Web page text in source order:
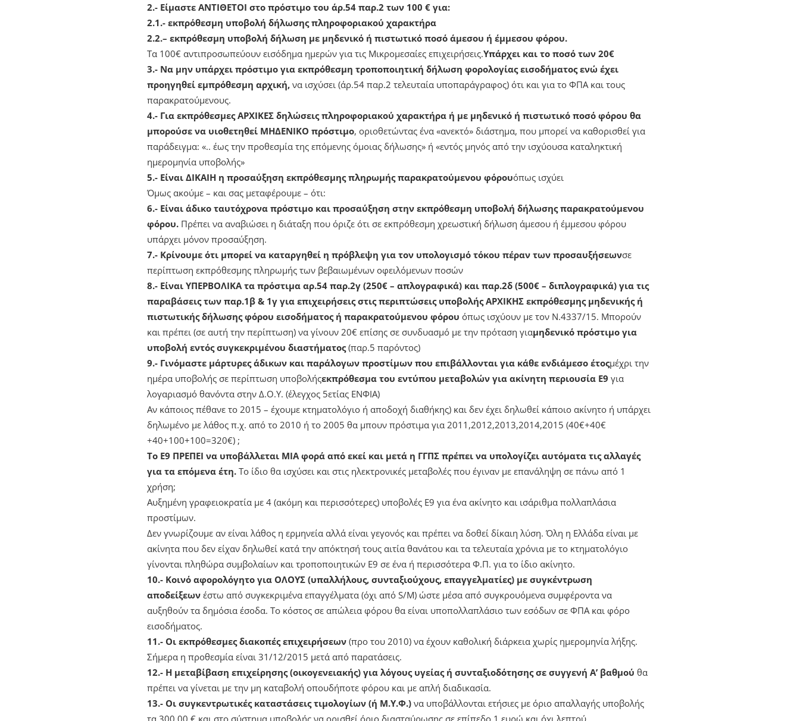
2.- Είμαστε ΑΝΤΙΘΕΤΟΙ στο πρόστιμο του άρ.54 παρ.2 των 100 € για:
2.1.- εκπρόθεσμη υποβολή δήλωσης πληροφοριακού χαρακτήρα
2.2.– εκπρόθεσμη υποβολή δήλωση με μηδενικό ή πιστωτικό ποσό άμεσου ή έμμεσου φόρου.
Τα 100€ αντιπροσωπεύουν εισόδημα ημερών για τις Μικρομεσαίες επιχειρήσεις.Υπάρχει και το ποσό των 20€
3.- Να μην υπάρχει πρόστιμο για εκπρόθεσμη τροποποιητική δήλωση φορολογίας εισοδήματος ενώ έχει
προηγηθεί εμπρόθεσμη αρχική, να ισχύσει (άρ.54 παρ.2 τελευταία υποπαράγραφος) ότι και για το ΦΠΑ και τους
παρακρατούμενους.
4.- Για εκπρόθεσμες ΑΡΧΙΚΕΣ δηλώσεις πληροφοριακού χαρακτήρα ή με μηδενικό ή πιστωτικό ποσό φόρου θα
μπορούσε να υιοθετηθεί ΜΗΔΕΝΙΚΟ πρόστιμο, οριοθετώντας ένα «ανεκτό» διάστημα, που μπορεί να καθορισθεί για
παράδειγμα: «.. έως την προθεσμία της επόμενης όμοιας δήλωσης» ή «εντός μηνός από την ισχύουσα καταληκτική
ημερομηνία υποβολής»
5.- Είναι ΔΙΚΑΙΗ η προσαύξηση εκπρόθεσμης πληρωμής παρακρατούμενου φόρουόπως ισχύει
Όμως ακούμε – και σας μεταφέρουμε – ότι:
6.- Είναι άδικο ταυτόχρονα πρόστιμο και προσαύξηση στην εκπρόθεσμη υποβολή δήλωσης παρακρατούμενου
φόρου. Πρέπει να αναβιώσει η διάταξη που όριζε ότι σε εκπρόθεσμη χρεωστική δήλωση άμεσου ή έμμεσου φόρου
υπάρχει μόνον προσαύξηση.
7.- Κρίνουμε ότι μπορεί να καταργηθεί η πρόβλεψη για τον υπολογισμό τόκου πέραν των προσαυξήσεωνσε
περίπτωση εκπρόθεσμης πληρωμής των βεβαιωμένων οφειλόμενων ποσών
8.- Είναι ΥΠΕΡΒΟΛΙΚΑ τα πρόστιμα αρ.54 παρ.2γ (250€ – απλογραφικά) και παρ.2δ (500€ – διπλογραφικά) για τις
παραβάσεις των παρ.1β & 1γ για επιχειρήσεις στις περιπτώσεις υποβολής ΑΡΧΙΚΗΣ εκπρόθεσμης μηδενικής ή
πιστωτικής δήλωσης φόρου εισοδήματος ή παρακρατούμενου φόρου όπως ισχύουν με τον Ν.4337/15. Μπορούν
και πρέπει (σε αυτή την περίπτωση) να γίνουν 20€ επίσης σε συνδυασμό με την πρόταση γιαμηδενικό πρόστιμο για
υποβολή εντός συγκεκριμένου διαστήματος(παρ.5 παρόντος)
9.- Γινόμαστε μάρτυρες άδικων και παράλογων προστίμων που επιβάλλονται για κάθε ενδιάμεσο έτοςμέχρι την
ημέρα υποβολής σε περίπτωση υποβολήςεκπρόθεσμα του εντύπου μεταβολών για ακίνητη περιουσία Ε9 για
λογαριασμό θανόντα στην Δ.Ο.Υ. (έλεγχος 5ετίας ΕΝΦΙΑ)
Αν κάποιος πέθανε το 2015 – έχουμε κτηματολόγιο ή αποδοχή διαθήκης) και δεν έχει δηλωθεί κάποιο ακίνητο ή υπάρχει
δηλωμένο με λάθος π.χ. από το 2010 ή το 2005 θα μπουν πρόστιμα για 2011,2012,2013,2014,2015 (40€+40€
+40+100+100=320€) ;
Το Ε9 ΠΡΕΠΕΙ να υποβάλλεται ΜΙΑ φορά από εκεί και μετά η ΓΓΠΣ πρέπει να υπολογίζει αυτόματα τις αλλαγές
για τα επόμενα έτη. To ίδιο θα ισχύσει και στις ηλεκτρονικές μεταβολές που έγιναν με επανάληψη σε πάνω από 1
χρήση;
Αυξημένη γραφειοκρατία με 4 (ακόμη και περισσότερες) υποβολές Ε9 για ένα ακίνητο και ισάριθμα πολλαπλάσια
προστίμων.
Δεν γνωρίζουμε αν είναι λάθος η ερμηνεία αλλά είναι γεγονός και πρέπει να δοθεί δίκαιη λύση. Όλη η Ελλάδα είναι με
ακίνητα που δεν είχαν δηλωθεί κατά την απόκτησή τους αιτία θανάτου και τα τελευταία χρόνια με το κτηματολόγιο
γίνονται πληθώρα συμβολαίων και τροποποιητικών Ε9 σε ένα ή περισσότερα Φ.Π. για το ίδιο ακίνητο.
10.- Κοινό αφορολόγητο για ΟΛΟΥΣ (υπαλλήλους, συνταξιούχους, επαγγελματίες) με συγκέντρωση
αποδείξεων έστω από συγκεκριμένα επαγγέλματα (όχι από S/M) ώστε μέσα από συγκρουόμενα συμφέροντα να
αυξηθούν τα δημόσια έσοδα. Το κόστος σε απώλεια φόρου θα είναι υποπολλαπλάσιο των εσόδων σε ΦΠΑ και φόρο
εισοδήματος.
11.- Οι εκπρόθεσμες διακοπές επιχειρήσεων (προ του 2010) να έχουν καθολική διάρκεια χωρίς ημερομηνία λήξης.
Σήμερα η προθεσμία είναι 31/12/2015 μετά από παρατάσεις.
12.- Η μεταβίβαση επιχείρησης (οικογενειακής) για λόγους υγείας ή συνταξιοδότησης σε συγγενή Α’ βαθμού θα
πρέπει να γίνεται με την μη καταβολή οπουδήποτε φόρου και με απλή διαδικασία.
13.- Οι συγκεντρωτικές καταστάσεις τιμολογίων (ή Μ.Υ.Φ.) να υποβάλλονται ετήσιες με όριο απαλλαγής υποβολής
τα 300,00 € και στο σύστημα υποβολής να ορισθεί όριο διασταύρωσης σε επίπεδο 1 ευρώ και όχι λεπτού.